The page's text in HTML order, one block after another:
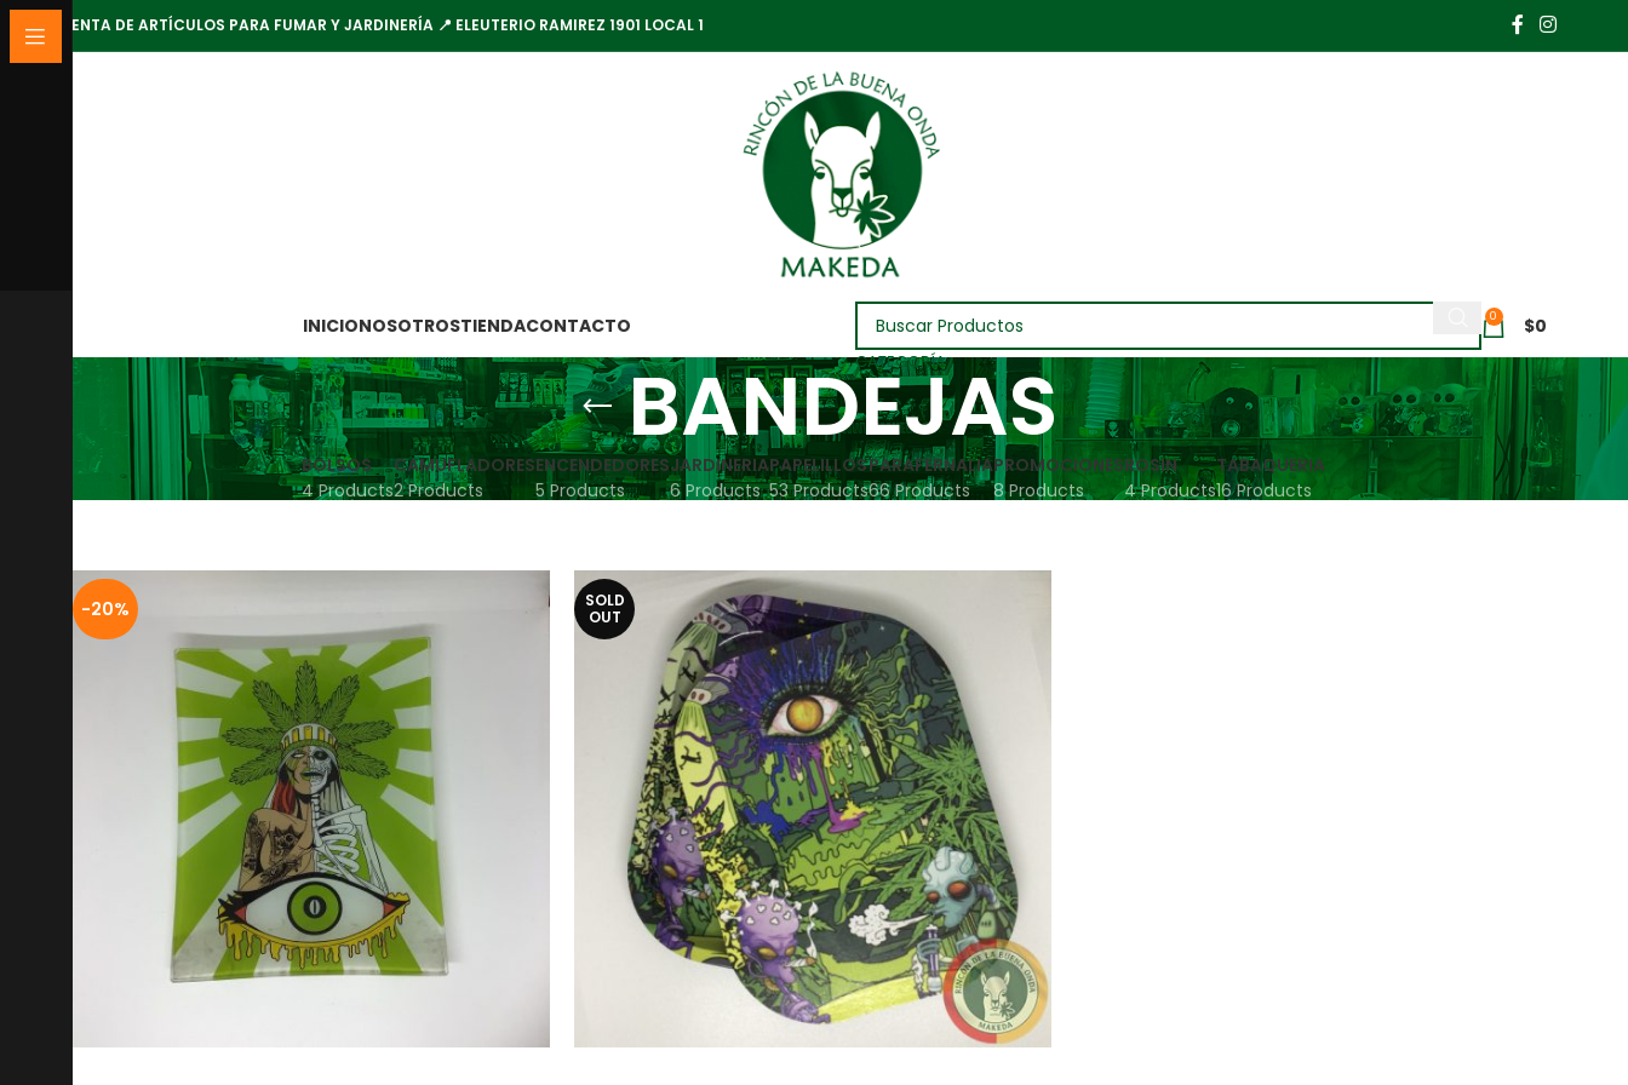
VENTA DE ARTÍCULOS PARA FUMAR Y JARDINERÍA 📍 ELEUTERIO RAMIREZ 1901 LOCAL 1
INICIONOSOTROSTIENDACONTACTO
CATEGORÍA
0 $0
BANDEJAS
BOLSOS
4 Products
CAMUFLADORES
2 Products
ENCENDEDORES
5 Products
JARDINERIA
6 Products
PAPELILLOS
53 Products
PARAFERNALIA
66 Products
PROMOCIONES
8 Products
ROSIN
4 Products
TABAQUERIA
16 Products
-20%
SOLD
OUT